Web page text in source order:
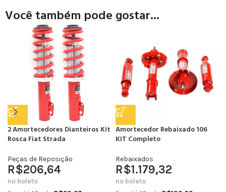
Você também pode gostar...
2 Amortecedores Dianteiros Kit
Rosca Fiat Strada
Peças de Reposição
R$206,64
no boleto
Amortecedor Rebaixado 106
KIT Completo
Rebaixados
R$1.179,32
no boleto